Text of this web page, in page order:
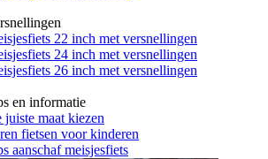
22 inch met versnellingen
24 inch met versnellingen
26 inch met versnellingen
en informatie
juiste maat kiezen
fietsen voor kinderen
aanschaf meisjesfiets